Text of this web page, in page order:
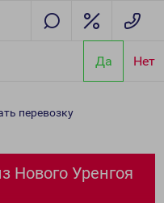
Да Нет
перевозку
Нового Уренгоя